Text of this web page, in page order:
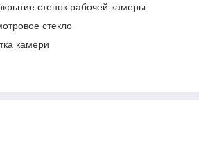
стенок рабочей камеры
стекло
камери